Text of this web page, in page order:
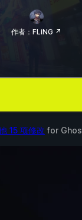
作者：FLiNG ↗
15 项修改 for